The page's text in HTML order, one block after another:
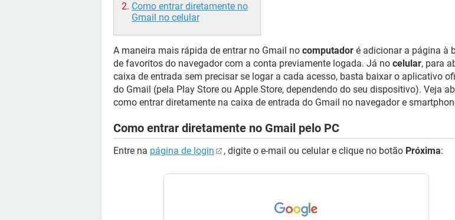
Como entrar diretamente no
Gmail no celular
A maneira mais rápida de entrar no Gmail no computador é adicionar a página à
de favoritos do navegador com a conta previamente logada. Já no celular, para
caixa de entrada sem precisar se logar a cada acesso, basta baixar o aplicativo
do Gmail (pela Play Store ou Apple Store, dependendo do seu dispositivo). Veja
como entrar diretamente na caixa de entrada do Gmail no navegador e
Como entrar diretamente no Gmail pelo PC
Entre na página de login , digite o e-mail ou celular e clique no botão Próxima: